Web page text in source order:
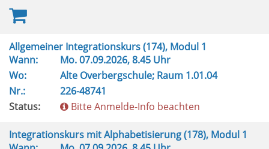
Allgemeiner Integrationskurs (174), Modul 1
Wann:
Mo.07.09.2026, 8.45 Uhr
Wo:
Alte Overbergschule; Raum 1.01.04
Nr.:
226-48741
Status:
Bitte Anmelde-Info beachten
Integrationskurs mit Alphabetisierung (178), Modul 1